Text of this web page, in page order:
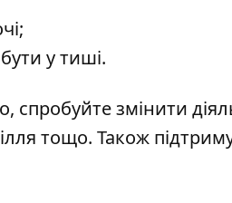
у тиші.
спробуйте змінити
тощо. Також